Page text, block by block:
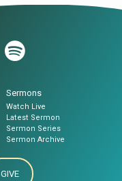
Sermons
Watch Live
Latest Sermon
Sermon Series
Sermon Archive
GIVE